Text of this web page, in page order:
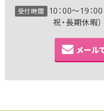
受付時間
10：00～19：00
祝・長期休暇
メール